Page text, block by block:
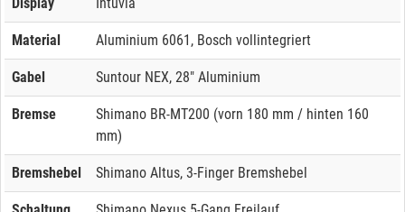
Material Aluminium 6061, Bosch vollintegriert
Gabel Suntour NEX, 28" Aluminium
Bremse
Shimano BR-MT200 (vorn 180 mm / hinten 160
mm)
Bremshebel Shimano Altus, 3-Finger Bremshebel